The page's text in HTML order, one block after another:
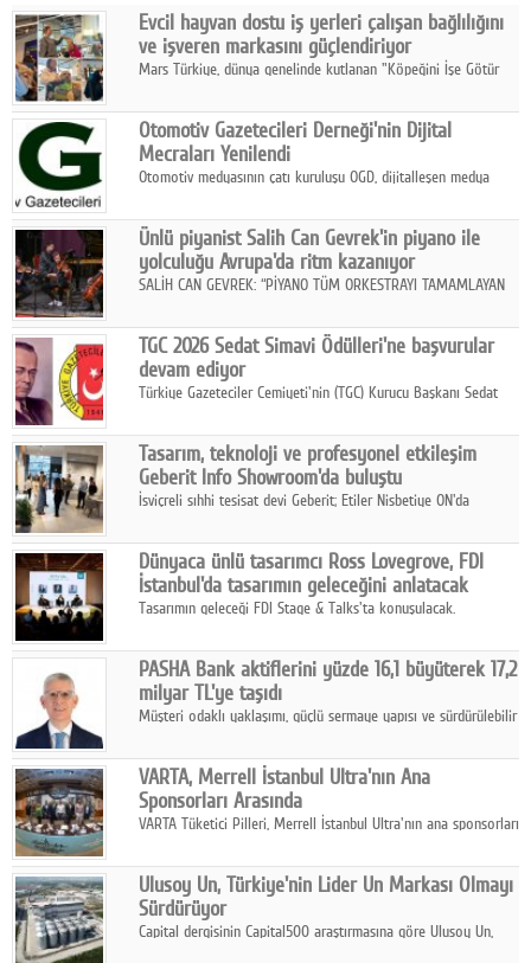
Facebook
Diziler
Karikatür
Youtube
Polemik
Reklam
Yazarlar
Künye
SOSYAL MEDYA
Facebook
Twitter
Google Plus
© 2026 TÜM HAKLARI SAKLIDIR
Evcil hayvan dostu iş yerleri çalışan bağlılığını
ve işveren markasını güçlendiriyor
Mars Türkiye, dünya genelinde kutlanan "Köpeğini İşe Götür
çalışan bağlılığı, iyi olma hali ve işveren markası üzerindeki
etkisine dikkat çekti.
Otomotiv Gazetecileri Derneği'nin Dijital
Mecraları Yenilendi
Otomotiv medyasının çatı kuruluşu OGD, dijitalleşen medya
hedefiyle internet sitesini ve sosyal medya kanallarını yeniledi.
Ünlü piyanist Salih Can Gevrek'in piyano ile
yolculuğu Avrupa'da ritm kazanıyor
SALİH CAN GEVREK: “PİYANO TÜM ORKESTRAYI TAMAMLAYAN
ETKİ YARATIYOR"
TGC 2026 Sedat Simavi Ödülleri'ne başvurular
devam ediyor
Türkiye Gazeteciler Cemiyeti'nin (TGC) Kurucu Başkanı Sedat
Tasarım, teknoloji ve profesyonel etkileşim
Geberit Info Showroom'da buluştu
İsviçreli sıhhi tesisat devi Geberit; Etiler Nisbetiye ON'da
ortaklığıyla özel bir davete ev sahipliği yaptı.
Dünyaca ünlü tasarımcı Ross Lovegrove, FDI
İstanbul'da tasarımın geleceğini anlatacak
Tasarımın geleceği FDI Stage & Talks'ta konuşulacak.
PASHA Bank aktiflerini yüzde 16,1 büyüterek 17,2
milyar TL'ye taşıdı
Müşteri odaklı yaklaşımı, güçlü sermaye yapısı ve sürdürülebilir
yılının ilk yarısında güçlü finansal performansını korudu.
VARTA, Merrell İstanbul Ultra'nın Ana
Sponsorları Arasında
VARTA Tüketici Pilleri, Merrell İstanbul Ultra'nın ana sponsorları
enerjisine güç katıyor.
Ulusoy Un, Türkiye'nin Lider Un Markası Olmayı
Sürdürüyor
Capital dergisinin Capital500 araştırmasına göre Ulusoy Un,